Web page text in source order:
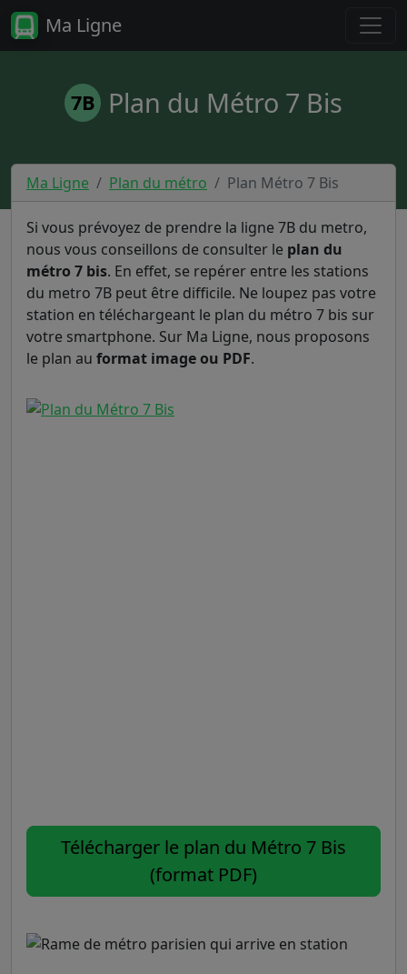
Ma Ligne
7B Plan du Métro 7 Bis
Ma Ligne Plan du métro Plan Métro 7 Bis
Si vous prévoyez de prendre la ligne 7B du metro,
nous vous conseillons de consulter le plan du
métro 7 bis. En effet, se repérer entre les stations
du metro 7B peut être difficile. Ne loupez pas votre
station en téléchargeant le plan du métro 7 bis sur
votre smartphone. Sur Ma Ligne, nous proposons
le plan au format image ou PDF.
Télécharger le plan du Métro 7 Bis
(format PDF)